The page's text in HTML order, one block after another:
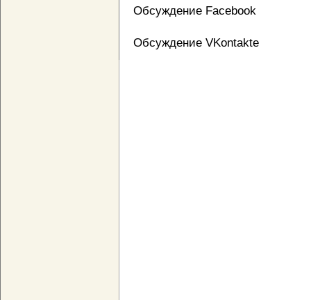
Обсуждение Facebook
Обсуждение VKontakte